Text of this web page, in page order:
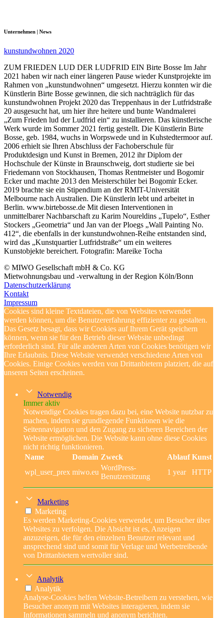
Unternehmen | News
kunstundwohnen 2020
ZUM FRIEDEN LUD DER LUDFRID EIN Birte Bosse Im Jahr
2021 haben wir nach einer längeren Pause wieder Kunstprojekte im
Rahmen von „kunstundwohnen“ umgesetzt. Hierzu konnten wir die
Künstlerin Birte Bosse gewinnen, die sich nachträglich für das
kunstundwohnen Projekt 2020 das Treppenhaus in der Lutfridstraße
20 ausgesucht hat, um hier ihre heitere und bunte Wandmalerei
„Zum Frieden lud der Ludfrid ein“ zu installieren. Das künstlerische
Werk wurde im Sommer 2021 fertig gestellt. Die Künstlerin Birte
Bosse, geb. 1984, wuchs in Worpswede und in Kuhstedtermoor auf.
2006 erhielt sie Ihren Abschluss der Fachoberschule für
Produktdesign und Kunst in Bremen, 2012 ihr Diplom der
Hochschule der Künste in Braunschweig, dort studierte sie bei
Friedemann von Stockhausen, Thomas Rentmeister und Bogomir
Ecker und machte 2013 den Meisterschüler bei Bogomir Ecker.
2019 brachte sie ein Stipendium an der RMIT-Universität
Melbourne nach Australien. Die Künstlerin lebt und arbeitet in
Berlin. www.birtebosse.de Mit diesen Interventionen in
unmittelbarer Nachbarschaft zu Karim Noureldins „Tupelo“, Esther
Stockers „Geometria“ und Jan van der Ploegs „Wall Painting No.
412“, die ebenfalls in der kunstundwohnen-Reihe entstanden sind,
wird das „Kunstquartier Lutfridstraße“ um ein weiteres
Kunstobjekte bereichert. Fotografin: Mareike Tocha
© MIWO Gesellschaft mbH & Co. KG
Mietwohnungsbau und -verwaltung in der Region Köln/Bonn
Datenschutzerklärung
Kontakt
Impressum
Cookies sind kleine Textdateien, die von Websites verwendet
werden können, um die Benutzererfahrung effizienter zu gestalten.
Das Gesetz besagt, dass wir Cookies auf Ihrem Gerät speichern
können, wenn sie für den Betrieb dieser Website unbedingt
erforderlich sind. Für alle anderen Arten von Cookies benötigen wir
Ihre Erlaubnis. Diese Website verwendet verschiedene Arten von
Cookies. Einige Cookies werden von Drittanbietern platziert, die auf
unseren Seiten erscheinen.
Notwendig
Immer aktiv
Notwendige Cookies tragen dazu bei, eine Website nutzbar zu
machen, indem sie grundlegende Funktionen wie die
Seitennavigation und den Zugang zu sicheren Bereichen der
Website ermöglichen. Die Website kann ohne diese Cookies
nicht richtig funktionieren.
Name
Domain Zweck Ablauf Kunst
wpl_user_prex miwo.eu
WordPress-
Benutzersitzung
1 year HTTP
Marketing
Marketing
Es werden Marketing-Cookies verwendet, um Besucher über
Websites zu verfolgen. Die Absicht ist es, Anzeigen
anzuzeigen, die für den einzelnen Benutzer relevant und
ansprechend sind und somit für Verlage und Werbetreibende
von Drittanbietern wertvoller sind.
Analytik
Analytik
Analyse-Cookies helfen Website-Betreibern zu verstehen, wie
Besucher anonym mit Websites interagieren, indem sie
Informationen sammeln und anonym berichten.